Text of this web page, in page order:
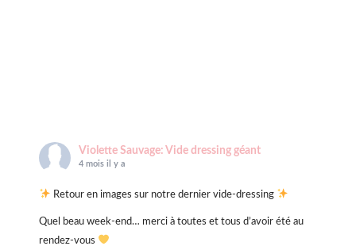
Violette Sauvage: Vide dressing géant
4 mois il y a
Retour en images sur notre dernier vide-dressing
Quel beau week-end… merci à toutes et tous d’avoir été au
rendez-vous